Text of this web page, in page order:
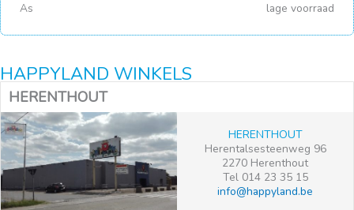
As lage voorraad
HAPPYLAND WINKELS
HERENTHOUT
HERENTHOUT
Herentalsesteenweg 96
2270 Herenthout
Tel 014 23 35 15
info@happyland.be